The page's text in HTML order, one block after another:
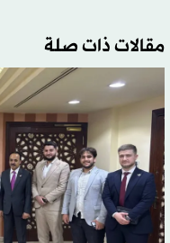
مقالات ذات صلة